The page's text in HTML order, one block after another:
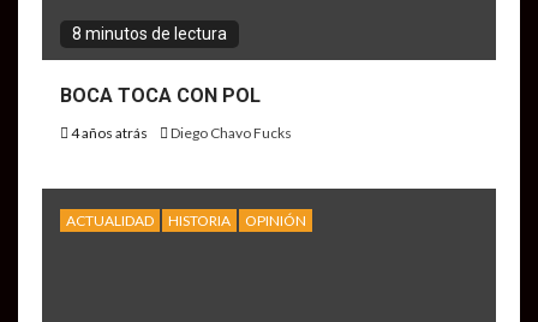
8 minutos de lectura
BOCA TOCA CON POL
4 años atrás Diego Chavo Fucks
ACTUALIDAD HISTORIA OPINIÓN